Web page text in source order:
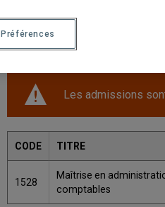
Une version plus
Les admissions
CODE TITRE
1528
Maîtrise en
comptables
Préférences